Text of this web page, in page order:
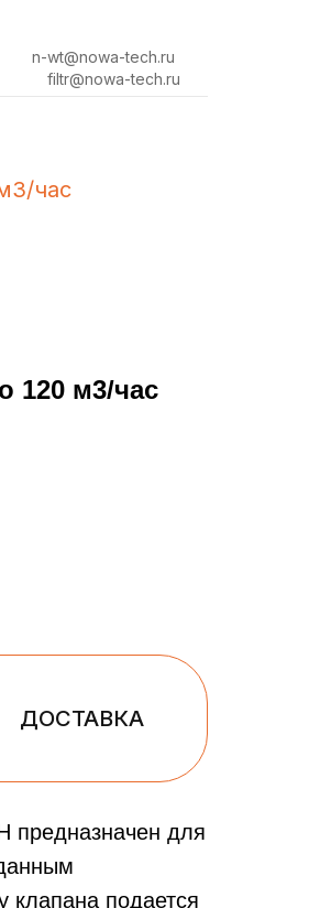
n-wt@nowa-tech.ru
filtr@nowa-tech.ru
час
120 м3/час
ДОСТАВКА
предназначен для
подается